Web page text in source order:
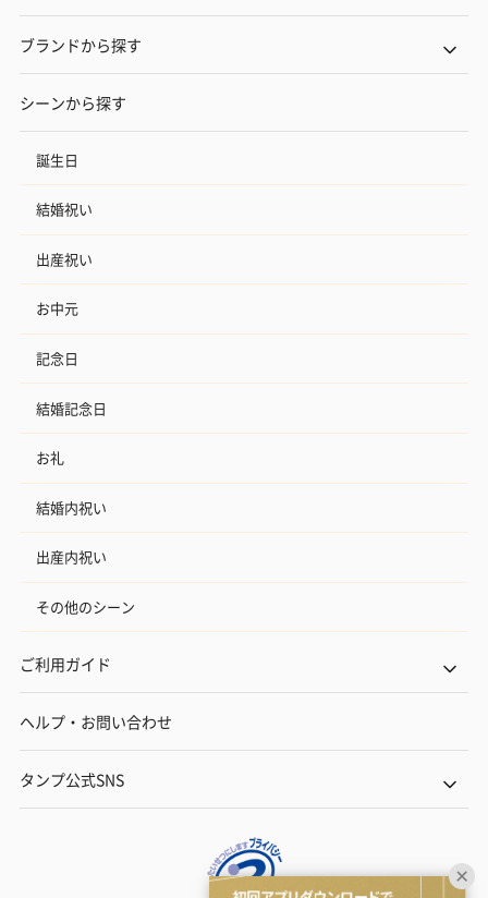
ブランドから探す
シーンから探す
誕生日
結婚祝い
出産祝い
お中元
記念日
結婚記念日
お礼
結婚内祝い
出産内祝い
その他のシーン
ご利用ガイド
ヘルプ・お問い合わせ
タンプ公式SNS